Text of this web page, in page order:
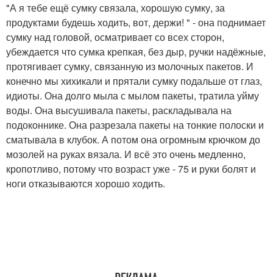
"А я тебе ещё сумку связала, хорошую сумку, за
продуктами будешь ходить, вот, держи! " - она поднимает
сумку над головой, осматривает со всех сторон,
убеждается что сумка крепкая, без дыр, ручки надёжные,
протягивает сумку, связанную из молочных пакетов. И
конечно мы хихикали и прятали сумку подальше от глаз,
идиоты. Она долго мыла с мылом пакеты, тратила уйму
воды. Она высушивала пакеты, раскладывала на
подоконнике. Она разрезала пакеты на тонкие полоски и
сматывала в клубок. А потом она огромным крючком до
мозолей на руках вязала. И всё это очень медленно,
кропотливо, потому что возраст уже - 75 и руки болят и
ноги отказываются хорошо ходить.